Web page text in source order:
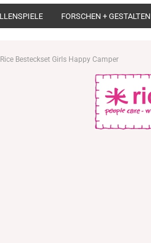
FORSCHEN + GESTALTEN
Rice Besteckset Girls Happy Camper